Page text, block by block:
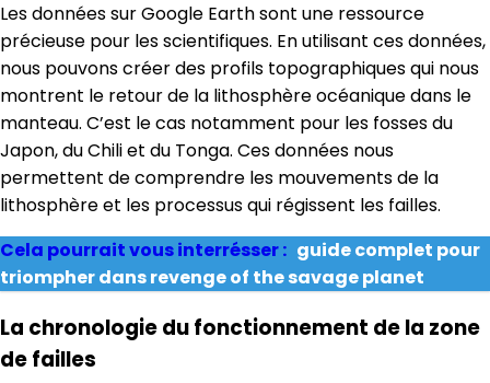
Les données sur Google Earth sont une ressource
précieuse pour les scientifiques. En utilisant ces données,
nous pouvons créer des profils topographiques qui nous
montrent le retour de la lithosphère océanique dans le
manteau. C’est le cas notamment pour les fosses du
Japon, du Chili et du Tonga. Ces données nous
permettent de comprendre les mouvements de la
lithosphère et les processus qui régissent les failles.
Cela pourrait vous interrésser : guide complet pour
triompher dans revenge of the savage planet
La chronologie du fonctionnement de la zone
de failles